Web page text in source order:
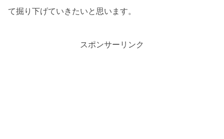
て掘り下げていきたいと思います。
スポンサーリンク